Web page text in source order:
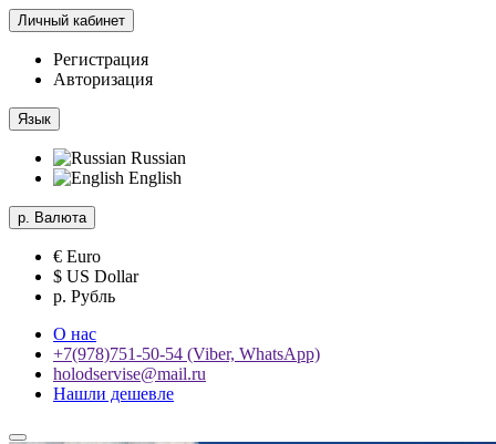
Личный кабинет
Регистрация
Авторизация
Язык
Russian
English
р. Валюта
€ Euro
$ US Dollar
р. Рубль
О нас
+7(978)751-50-54 (Viber, WhatsApp)
holodservise@mail.ru
Нашли дешевле